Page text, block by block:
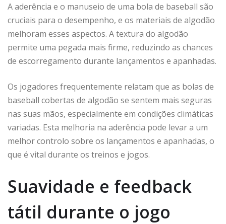
A aderência e o manuseio de uma bola de baseball são
cruciais para o desempenho, e os materiais de algodão
melhoram esses aspectos. A textura do algodão
permite uma pegada mais firme, reduzindo as chances
de escorregamento durante lançamentos e apanhadas.
Os jogadores frequentemente relatam que as bolas de
baseball cobertas de algodão se sentem mais seguras
nas suas mãos, especialmente em condições climáticas
variadas. Esta melhoria na aderência pode levar a um
melhor controlo sobre os lançamentos e apanhadas, o
que é vital durante os treinos e jogos.
Suavidade e feedback
tátil durante o jogo